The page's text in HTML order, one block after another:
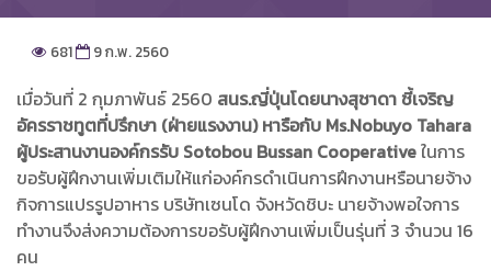
681 9 ก.พ. 2560
เมื่อวันที่ 2 กุมภาพันธ์ 2560 สนร.ญี่ปุ่นโดยนางสุชาดา ชี้เจริญ
อัครราชทูตที่ปรึกษา (ฝ่ายแรงงาน) หารือกับ Ms.Nobuyo Tahara
ผู้ประสานงานองค์กรรับ Sotobou Bussan Cooperativeในการ
ขอรับผู้ฝึกงานเพิ่มเติมให้แก่องค์กรดำเนินการฝึกงานหรือนายจ้าง
กิจการแปรรูปอาหาร บริษัทเซนโด จังหวัดชิบะ นายจ้างพอใจการ
ทำงานจึงส่งความต้องการขอรับผู้ฝึกงานเพิ่มเป็นรุ่นที่ 3 จำนวน 16
คน